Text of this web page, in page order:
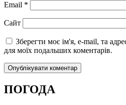
Email *
Сайт
Зберегти моє ім'я, e-mail, та
для моїх подальших коментарів.
ПОГОДА